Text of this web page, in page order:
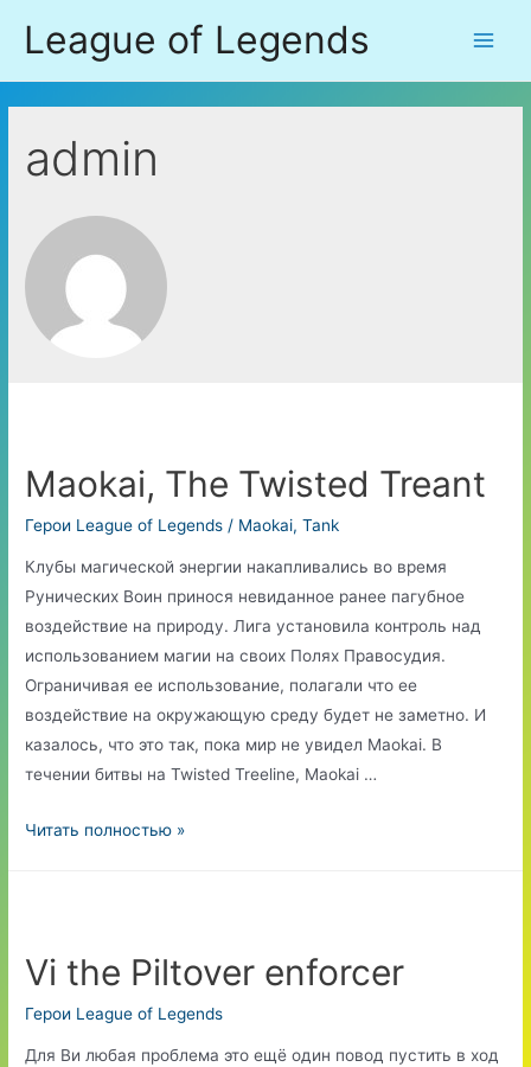
League of Legends
admin
Maokai, The Twisted Treant
Герои League of Legends / Maokai,Tank
Клубы магической энергии накапливались во время
Рунических Воин принося невиданное ранее пагубное
воздействие на природу. Лига установила контроль над
использованием магии на своих Полях Правосудия.
Ограничивая ее использование, полагали что ее
воздействие на окружающую среду будет не заметно. И
казалось, что это так, пока мир не увидел Maokai. В
течении битвы на Twisted Treeline, Maokai …
Maokai,
Читать полностью »
Vi the Piltover enforcer
Герои League of Legends
Для Ви любая проблема это ещё один повод пустить в ход